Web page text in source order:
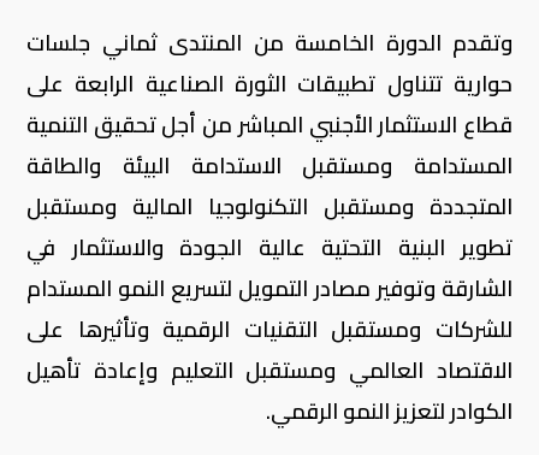
وتقدم الدورة الخامسة من المنتدى ثماني جلسات
حوارية تتناول تطبيقات الثورة الصناعية الرابعة على
قطاع الاستثمار الأجنبي المباشر من أجل تحقيق التنمية
المستدامة ومستقبل الاستدامة البيئة والطاقة
المتجددة ومستقبل التكنولوجيا المالية ومستقبل
تطوير البنية التحتية عالية الجودة والاستثمار في
الشارقة وتوفير مصادر التمويل لتسريع النمو المستدام
للشركات ومستقبل التقنيات الرقمية وتأثيرها على
الاقتصاد العالمي ومستقبل التعليم وإعادة تأهيل
الكوادر لتعزيز النمو الرقمي.